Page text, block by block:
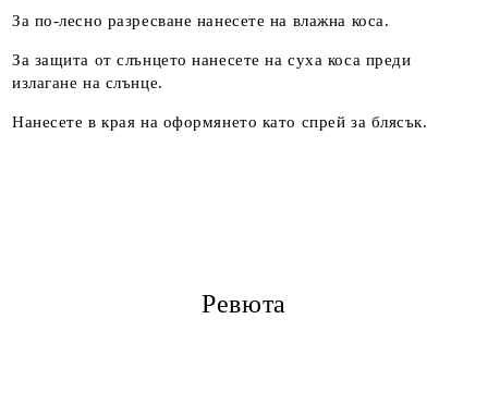
За по-лесно разресване нанесете на влажна коса.
За защита от слънцето нанесете на суха коса преди
излагане на слънце.
Нанесете в края на оформянето като спрей за блясък.
Ревюта